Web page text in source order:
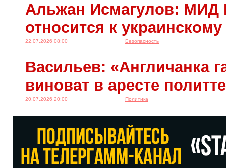
Альжан Исмагулов: МИД
относится к
22.07.2026 08:00 Безопасность
Васильев: «Англичанка
виноват в аресте
20.07.2026 20:00 Политика